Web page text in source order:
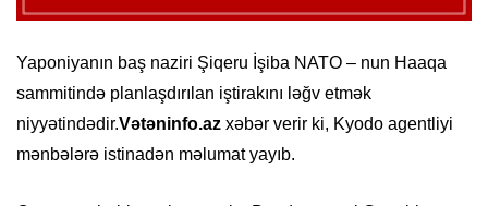
Yaponiyanın baş naziri Şiqeru İşiba NATO – nun Haaqa
sammitində planlaşdırılan iştirakını ləğv etmək
niyyətindədir.Vətəninfo.az xəbər verir ki, Kyodo agentliyi
mənbələrə istinadən məlumat yayıb.​​​